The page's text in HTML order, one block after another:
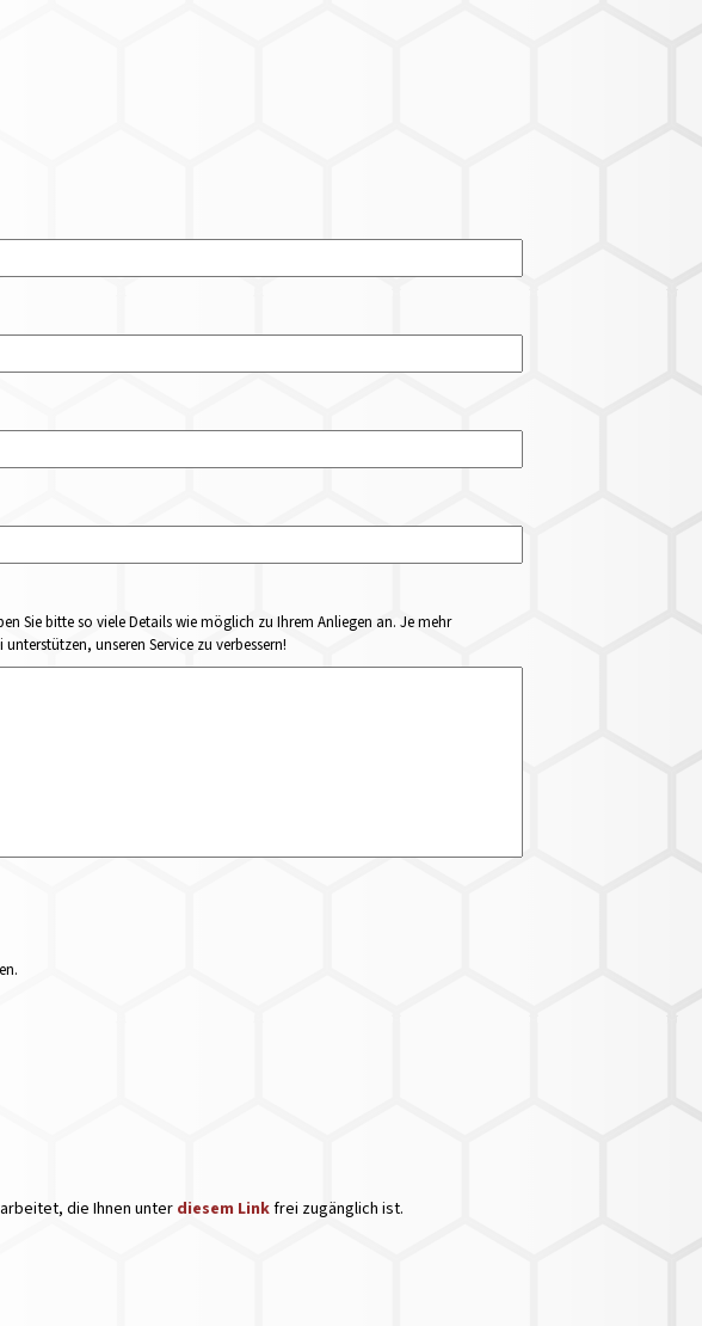
Sie bitte so viele Details wie möglich zu Ihrem Anliegen an. Je mehr
unseren Service zu verbessern!
die Ihnen unter diesem Linkfrei zugänglich ist.